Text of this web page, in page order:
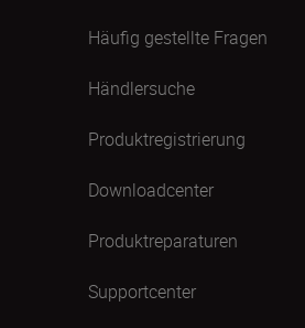
Häufig gestellte Fragen
Händlersuche
Produktregistrierung
Downloadcenter
Produktreparaturen
Supportcenter